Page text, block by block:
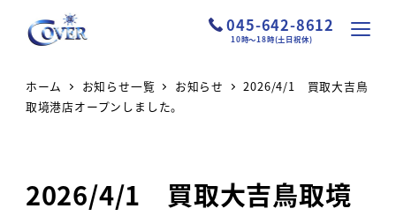
045-642-8612
10時～18時(土日祝休)
ホーム お知らせ一覧 お知らせ
2026/4/1 買取大吉鳥
取境港店オープンしました。
2026/4/1 買取大吉鳥取境